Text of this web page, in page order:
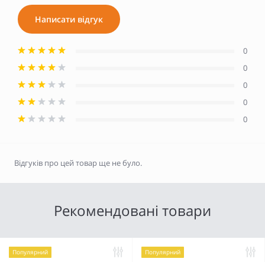
Написати відгук
0
0
0
0
0
Відгуків про цей товар ще не було.
Рекомендовані товари
Популярний Популярний